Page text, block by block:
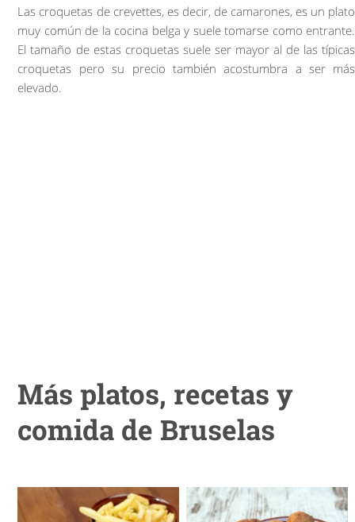
Las croquetas de crevettes, es decir, de camarones, es un plato
muy común de la cocina belga y suele tomarse como entrante.
El tamaño de estas croquetas suele ser mayor al de las típicas
croquetas pero su precio también acostumbra a ser más
elevado.
Más platos, recetas y
comida de Bruselas